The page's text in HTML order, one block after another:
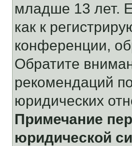
младше 13 лет.
как к
конференции,
Обратите
рекомендаций
юридических
Примечание
юридической